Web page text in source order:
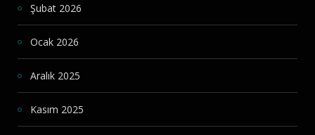
Şubat 2026
Ocak 2026
Aralık 2025
Kasım 2025